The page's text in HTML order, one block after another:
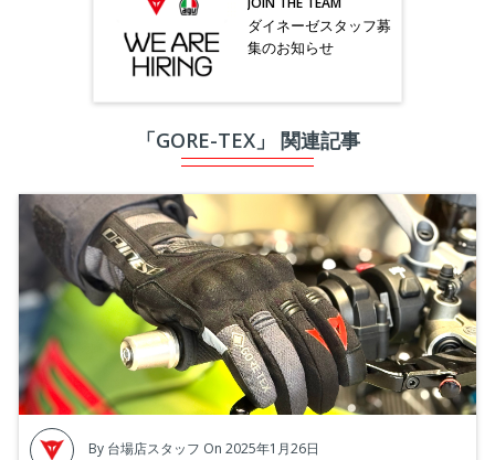
ダイネーゼスタッフ募
集のお知らせ
「GORE-TEX」 関連記事
By 台場店スタッフ On 2025年1月26日